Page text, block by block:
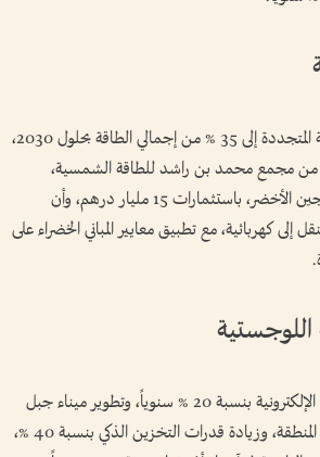
توقع زيادة مساهمة الطاقة المتجددة إلى 35 % من إجمالي الطاقة بحلول 2030،
من مجمع محمد بن راشد للطاقة الشمسية،
وتطوير بنية تحتية للهيدروجين الأخضر، باستثمارات 15 مليار درهم، وأن
النقل إلى كهربائية، مع تطبيق معايير المباني الخضراء على
اللوجستية
من المتوقع أن تنمو التجارة الإلكترونية بنسبة 20 % سنوياً، وتطوير ميناء جبل
علي ليصبح الأكثر تطوراً في المنطقة، وزيادة قدرات التخزين الذكي بنسبة 40 %،